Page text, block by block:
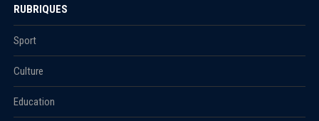
RUBRIQUES
Sport
Culture
Education